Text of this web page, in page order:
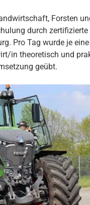
Forsten
durch
Pro Tag wurde je
in theoretisch und
geübt.